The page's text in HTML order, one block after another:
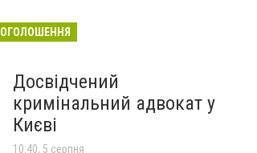
ОГОЛОШЕННЯ
Досвідчений
кримінальний адвокат у
Києві
10:40, 5 серпня